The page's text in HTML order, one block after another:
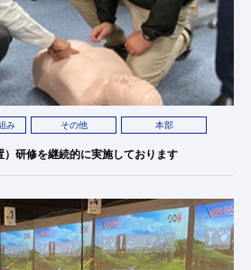
み その他 本部
研修を継続的に実施しております